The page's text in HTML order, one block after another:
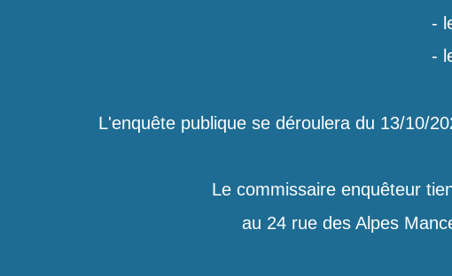
-
-
L'enquête publique se déroulera du 13/10/
Le commissaire enquêteur
au 24 rue des Alpes